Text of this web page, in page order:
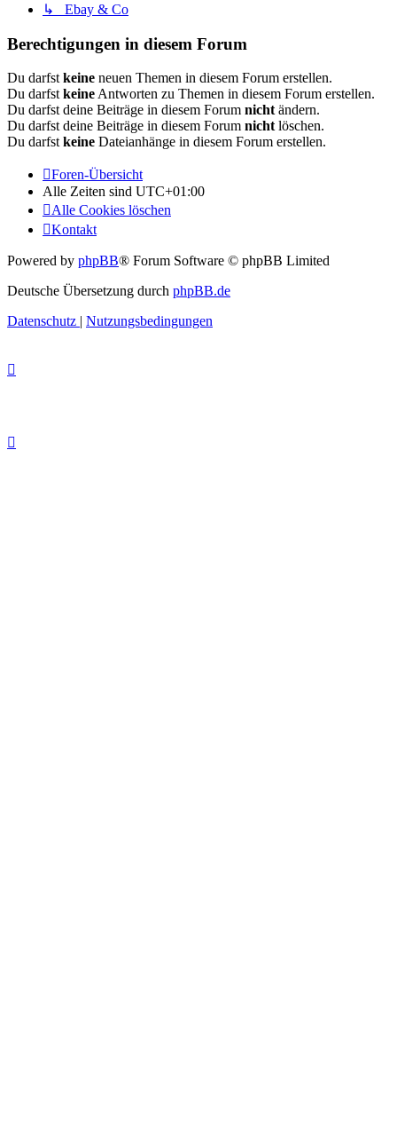
↳ Ebay & Co
Berechtigungen in diesem Forum
Du darfstkeine neuen Themen in diesem Forum erstellen.
Du darfstkeineAntworten zu Themen in diesem Forum erstellen.
Du darfst deine Beiträge in diesem Forum nichtändern.
Du darfst deine Beiträge in diesem Forum nichtlöschen.
Du darfstkeine Dateianhänge in diesem Forum erstellen.
Foren-Übersicht
Alle Zeiten sind UTC+01:00
Alle Cookies löschen
Kontakt
Powered by phpBB® Forum Software © phpBB Limited
Deutsche Übersetzung durch phpBB.de
Datenschutz | Nutzungsbedingungen